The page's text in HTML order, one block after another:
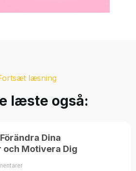
læsning
læste også:
Dina
Motivera Dig